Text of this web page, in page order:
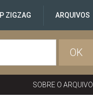
ZIGZAG ARQUIVOS
OK
SOBRE O ARQUIVO